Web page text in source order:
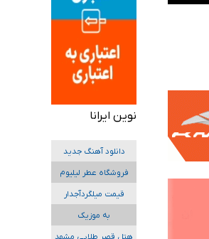
نوین ایرانا
دانلود آهنگ جدید
فروشگاه عطر لیلیوم
قیمت میلگردآجدار
به موزیک